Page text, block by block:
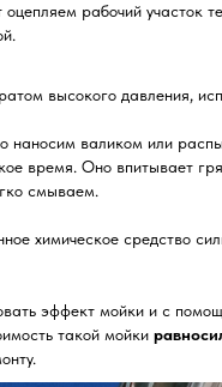
рабочий участок
высокого давления,
наносим валиком или
время. Оно впитывает
смываем.
химическое средство
эффект мойки и с
такой мойки